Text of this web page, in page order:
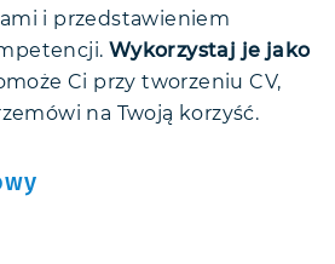
i przedstawieniem
Wykorzystaj je jako
Ci przy tworzeniu CV,
na Twoją korzyść.